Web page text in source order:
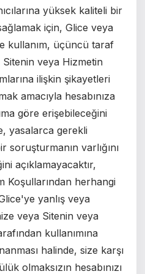
yüksek kaliteli bir
için, Glice veya
kullanım, üçüncü taraf
Sitenin veya Hizmetin
ilişkin şikayetleri
amacıyla hesabınıza
göre erişebileceğini
yasalarca gerekli
soruşturmanın varlığını
açıklamayacaktır,
Koşullarından herhangi
yanlış veya
veya Sitenin veya
kullanımına
halinde, size karşı
olmaksızın hesabınızı